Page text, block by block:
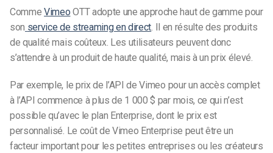
CommeVimeo OTT adopte une approche haut de gamme pour
son service de streaming en direct . Il en résulte des produits
de qualité mais coûteux. Les utilisateurs peuvent donc
s’attendre à un produit de haute qualité, mais à un prix élevé.
Par exemple, le prix de l’API de Vimeo pour un accès complet
à l’API commence à plus de 1 000 $ par mois, ce qui n’est
possible qu’avec le plan Enterprise, dont le prix est
personnalisé. Le coût de Vimeo Enterprise peut être un
facteur important pour les petites entreprises ou les créateurs